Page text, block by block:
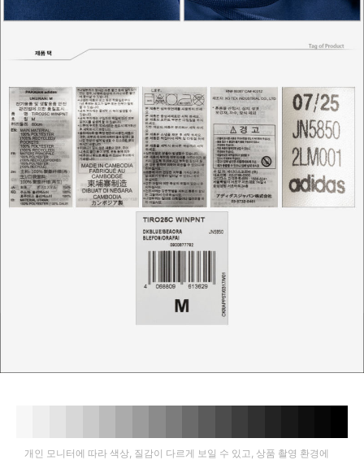
개인 모니터에 따라 색상, 질감이 다르게 보일 수 있고, 상품 촬영 환경에